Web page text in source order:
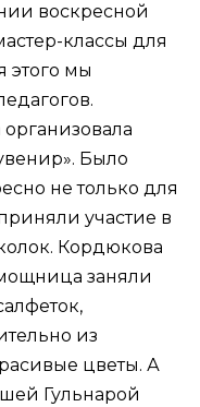
воскресной
классы для
этого мы
Было
не только для
участие в
Кордюкова
заняли
из
цветы. А
Гульнарой